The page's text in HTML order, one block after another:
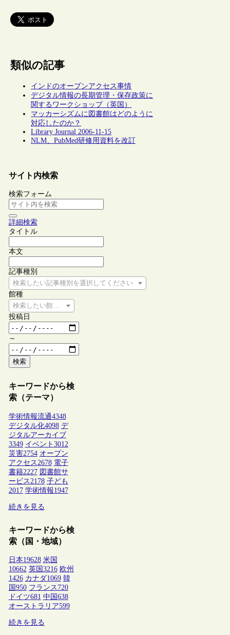
類似の記事
インドのオープンアクセス事情
デジタル情報の長期管理・保存政策に
関するワークショップ（英国）
マッカーシズムに図書館はどのように
対応したのか？
Library Journal 2006-11-15
NLM、PubMed研修用資料を改訂
サイト内検索
検索フォーム
詳細検索
タイトル
本文
記事種別
検索したい記事種別を選択してください
館種
検索したい館種を選択してください
投稿日
～
検索
キーワードから検
索（テーマ）
学術情報流通4348
デジタル化4098 デ
ジタルアーカイブ
3349 イベント 3012
災害2754 オープン
アクセス 2678 電子
書籍2227 図書館サ
ービス 2178 子ども
2017 学術情報1947
続きを見る
キーワードから検
索（国・地域）
日本19628 米国
10662 英国 3216 欧州
1426 カナダ1069 韓
国 950 フランス 720
ドイツ681 中国 638
オーストラリア599
続きを見る